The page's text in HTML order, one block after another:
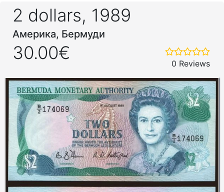
2 dollars, 1989
Америка, Бермуди
30.00€
0 Reviews